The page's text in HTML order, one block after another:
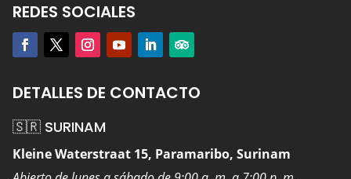
REDES SOCIALES
DETALLES DE CONTACTO
🇸🇷 SURINAM
Kleine Waterstraat 15, Paramaribo, Surinam